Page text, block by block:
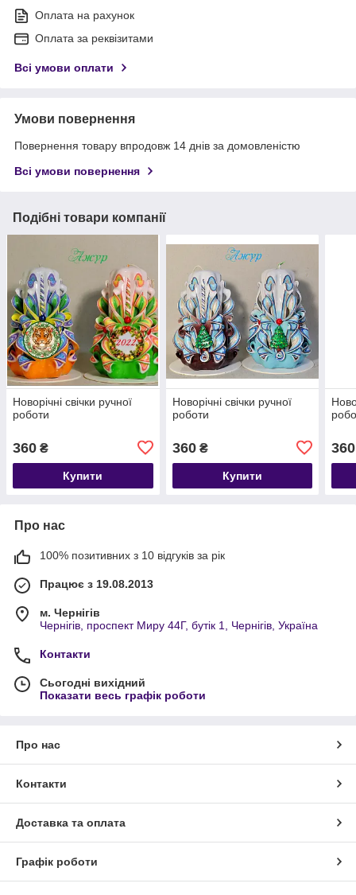
Оплата на рахунок
Оплата за реквізитами
Всі умови оплати
Умови повернення
Повернення товару впродовж 14 днів за домовленістю
Всі умови повернення
Подібні товари компанії
Новорічні свічки ручної
роботи
360 ₴
Купити
Новорічні свічки ручної
роботи
360₴
Купити
360
Про нас
100% позитивних з 10 відгуків за рік
Працює з 19.08.2013
м. Чернігів
Чернігів, проспект Миру 44Г, бутік 1, Чернігів, Україна
Контакти
Сьогодні вихідний
Показати весь графік роботи
Про нас
Контакти
Доставка та оплата
Графік роботи